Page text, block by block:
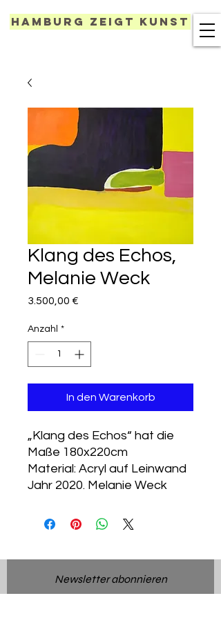
Hamburg zeigt Kunst
Klang des Echos,
Melanie Weck
3.500,00 €
Anzahl *
In den Warenkorb
„Klang des Echos“ hat die
Maße 180x220cm
Material: Acryl auf Leinwand
Jahr 2020. Melanie Weck
Newsletter abonnieren